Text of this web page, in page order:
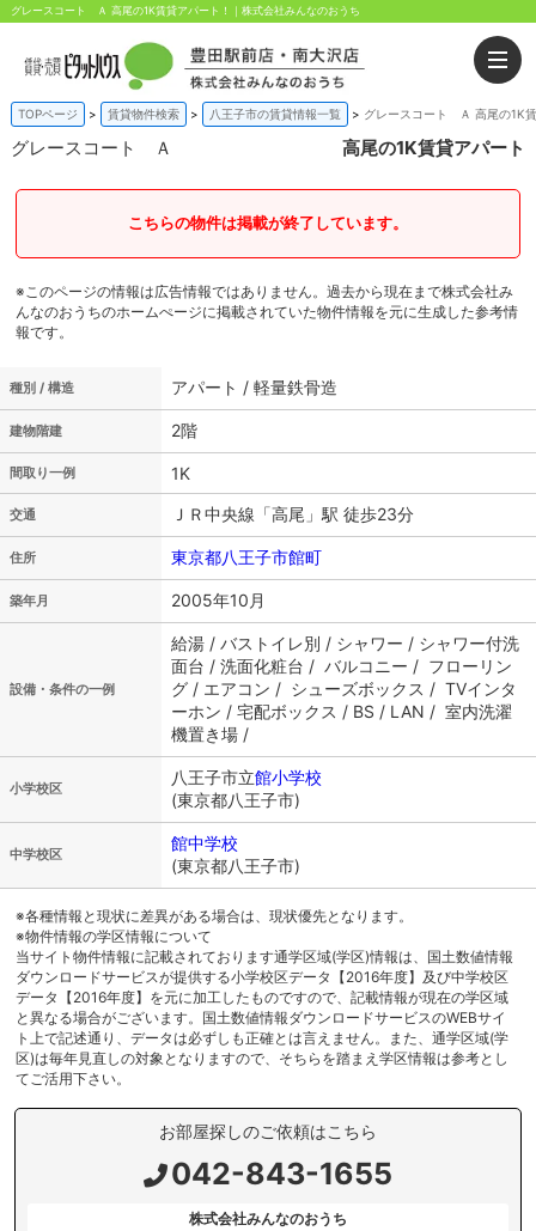
グレースコート Ａ 高尾の1K賃貸アパート！｜株式会社みんなのおうち
TOPページ 賃貸物件検索 八王子市の賃貸情報一覧 グレースコート Ａ 高尾の1K
グレースコート Ａ 高尾の1K賃貸アパート
こちらの物件は掲載が終了しています。
※このページの情報は広告情報ではありません。過去から現在まで株式会社み
んなのおうちのホームぺージに掲載されていた物件情報を元に生成した参考情
報です。
種別 / 構造 アパート / 軽量鉄骨造
建物階建 2階
間取り一例 1K
交通 ＪＲ中央線「高尾」駅 徒歩23分
住所 東京都八王子市館町
築年月 2005年10月
設備・条件の一例
給湯 / バストイレ別 / シャワー / シャワー付洗
面台 / 洗面化粧台 / バルコニー / フローリン
グ / エアコン / シューズボックス / TVインタ
ーホン / 宅配ボックス / BS / LAN / 室内洗濯
機置き場 /
小学校区
八王子市立館小学校
(東京都八王子市)
中学校区
館中学校
(東京都八王子市)
※各種情報と現状に差異がある場合は、現状優先となります。
※物件情報の学区情報について
当サイト物件情報に記載されております通学区域(学区)情報は、国土数値情報
ダウンロードサービスが提供する小学校区データ【2016年度】及び中学校区
データ【2016年度】を元に加工したものですので、記載情報が現在の学区域
と異なる場合がございます。国土数値情報ダウンロードサービスのWEBサイ
ト上で記述通り、データは必ずしも正確とは言えません。また、通学区域(学
区)は毎年見直しの対象となりますので、そちらを踏まえ学区情報は参考とし
てご活用下さい。
お部屋探しのご依頼はこちら
042-843-1655
株式会社みんなのおうち